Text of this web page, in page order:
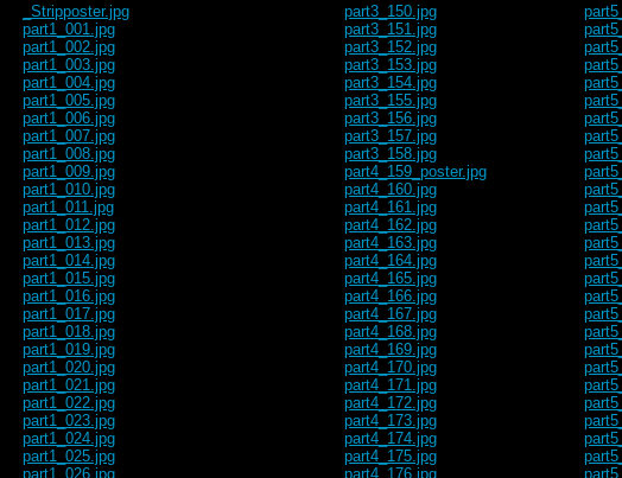
_Stripposter.jpg
part1_001.jpg
part1_002.jpg
part1_003.jpg
part1_004.jpg
part1_005.jpg
part1_006.jpg
part1_007.jpg
part1_008.jpg
part1_009.jpg
part1_010.jpg
part1_011.jpg
part1_012.jpg
part1_013.jpg
part1_014.jpg
part1_015.jpg
part1_016.jpg
part1_017.jpg
part1_018.jpg
part1_019.jpg
part1_020.jpg
part1_021.jpg
part1_022.jpg
part1_023.jpg
part1_024.jpg
part1_025.jpg
part1_026.jpg
part3_150.jpg
part3_151.jpg
part3_152.jpg
part3_153.jpg
part3_154.jpg
part3_155.jpg
part3_156.jpg
part3_157.jpg
part3_158.jpg
part4_159_poster.jpg
part4_160.jpg
part4_161.jpg
part4_162.jpg
part4_163.jpg
part4_164.jpg
part4_165.jpg
part4_166.jpg
part4_167.jpg
part4_168.jpg
part4_169.jpg
part4_170.jpg
part4_171.jpg
part4_172.jpg
part4_173.jpg
part4_174.jpg
part4_175.jpg
part4_176.jpg